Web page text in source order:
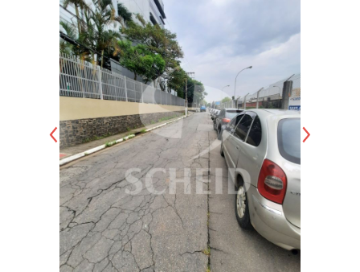
ANUNCIAR IMÓVEL
Previous Next